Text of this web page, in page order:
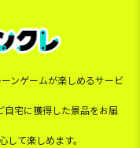
ンゲームが楽しめるサービ
宅に獲得した景品をお届
て楽しめます。